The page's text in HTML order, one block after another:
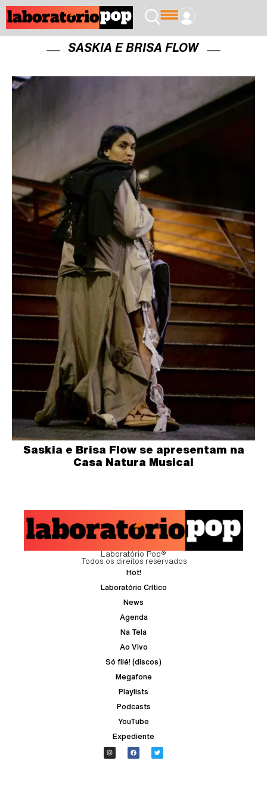
SASKIA E BRISA FLOW
Saskia e Brisa Flow se apresentam na
Casa Natura Musical
Laboratório Pop®
Todos os direitos reservados
Hot!
Laboratório Crítico
News
Agenda
Na Tela
Ao Vivo
Só filé! (discos)
Megafone
Playlists
Podcasts
YouTube
Expediente